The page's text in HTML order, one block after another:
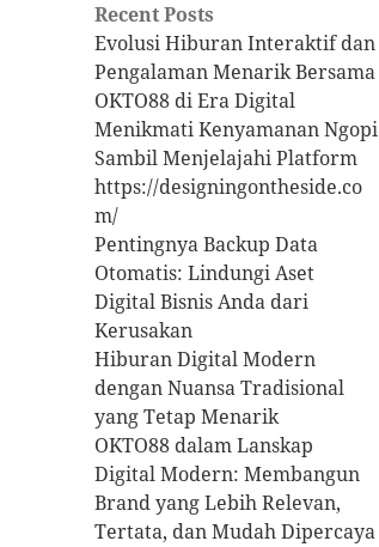
Recent Posts
Evolusi Hiburan Interaktif dan
Pengalaman Menarik Bersama
OKTO88 di Era Digital
Menikmati Kenyamanan Ngopi
Sambil Menjelajahi Platform
https://designingontheside.co
m/
Pentingnya Backup Data
Otomatis: Lindungi Aset
Digital Bisnis Anda dari
Kerusakan
Hiburan Digital Modern
dengan Nuansa Tradisional
yang Tetap Menarik
OKTO88 dalam Lanskap
Digital Modern: Membangun
Brand yang Lebih Relevan,
Tertata, dan Mudah Dipercaya